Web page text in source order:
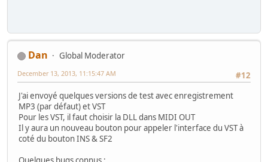
Dan
Global Moderator
#12
December 13, 2013, 11:15:47 AM
J'ai envoyé quelques versions de test avec enregistrement
MP3 (par défaut) et VST
Pour les VST, il faut choisir la DLL dans MIDI OUT
Il y aura un nouveau bouton pour appeler l'interface du VST à
coté du bouton INS & SF2